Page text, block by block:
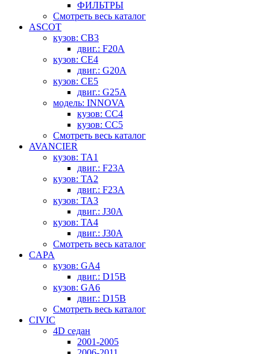
ФИЛЬТРЫ
Смотреть весь каталог
ASCOT
кузов: CB3
двиг.: F20A
кузов: CE4
двиг.: G20A
кузов: CE5
двиг.: G25A
модель: INNOVA
кузов: CC4
кузов: CC5
Смотреть весь каталог
AVANCIER
кузов: TA1
двиг.: F23A
кузов: TA2
двиг.: F23A
кузов: TA3
двиг.: J30A
кузов: TA4
двиг.: J30A
Смотреть весь каталог
CAPA
кузов: GA4
двиг.: D15B
кузов: GA6
двиг.: D15B
Смотреть весь каталог
CIVIC
4D седан
2001-2005